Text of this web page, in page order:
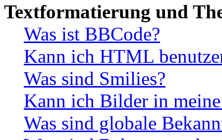
Textformatierung und
Was ist BBCode?
Kann ich HTML
Was sind Smilies?
Kann ich Bilder in
Was sind globale